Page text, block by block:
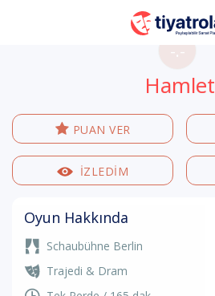
-.-
Hamlet
PUAN VER
İZLEDİM
Oyun Hakkında
Schaubühne Berlin
Trajedi & Dram